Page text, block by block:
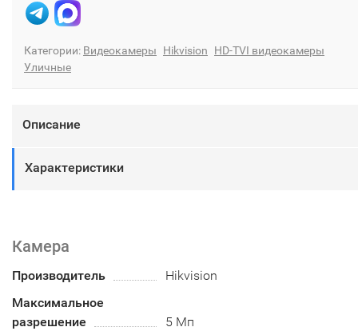
Категории: Видеокамеры Hikvision
HD-TVI видеокамеры
Уличные
Описание
Характеристики
Камера
Производитель
Hikvision
Максимальное
разрешение
5 Мп